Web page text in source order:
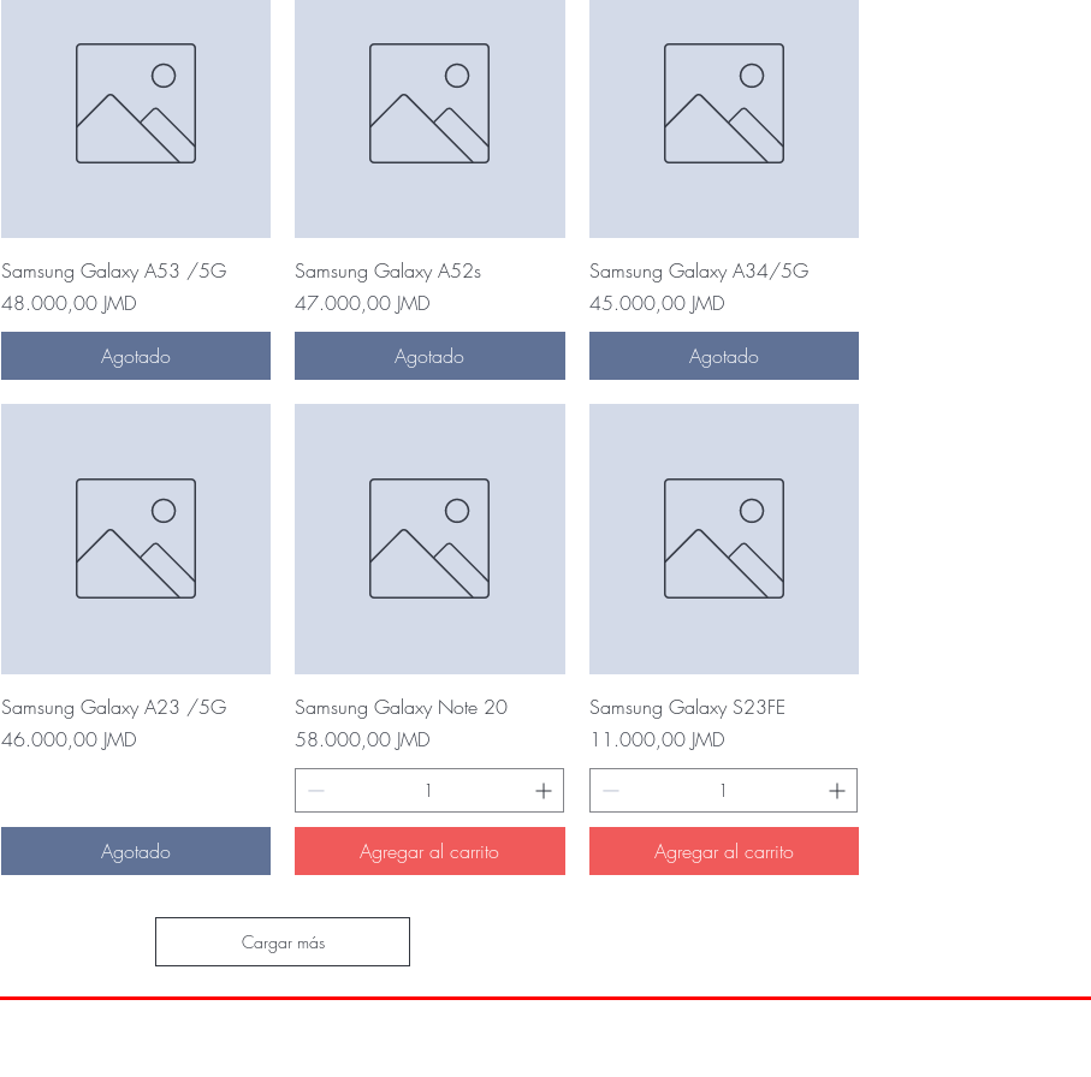
Vista rápida
Samsung Galaxy A53 /5G
Precio
48.000,00 JMD
Agotado
Vista rápida
Samsung Galaxy A52s
Precio
47.000,00 JMD
Agotado
Vista rápida
Samsung Galaxy A34/5G
Precio
45.000,00 JMD
Agotado
Vista rápida
Samsung Galaxy A23 /5G
Precio
46.000,00 JMD
Agotado
Vista rápida
Samsung Galaxy Note 20
Precio
58.000,00 JMD
Agregar al carrito
Vista rápida
Samsung Galaxy S23FE
Precio
11.000,00 JMD
Agregar al carrito
Cargar más